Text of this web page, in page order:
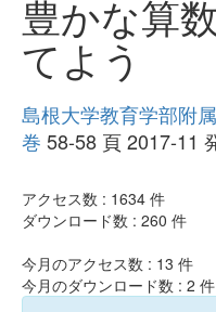
豊かな算
てよう
島根大学教育学部附
巻 58-58 頁 2017-11
アクセス数 : 1634 件
ダウンロード数 : 260 件
今月のアクセス数 : 13 件
今月のダウンロード数 : 2 件